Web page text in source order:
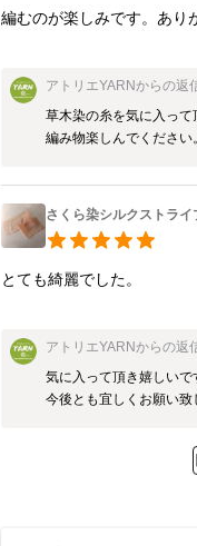
編むのが楽しみです。あり
アトリエYARNからの返
草木染の糸を気に入って
編み物楽しんでください
さくら染シルクストラ
とても綺麗でした。
アトリエYARNからの返
気に入って頂き嬉しいで
今後とも宜しくお願い致